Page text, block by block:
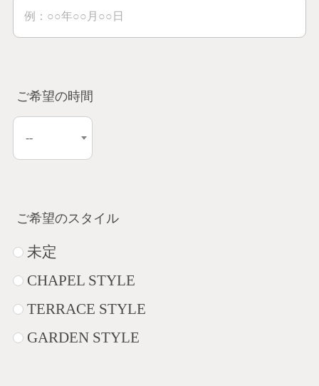
ご希望の時間
ご希望のスタイル
未定
CHAPEL STYLE
TERRACE STYLE
GARDEN STYLE